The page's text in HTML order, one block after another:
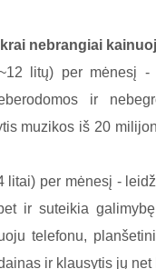
nebrangiai
litų) per mėnesį -
ir
muzikos iš 20
litai) per mėnesį -
ir suteikia
telefonu,
ir klausytis jų